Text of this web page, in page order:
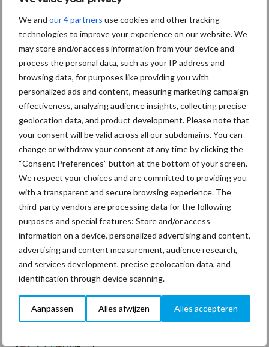
We and our 4 partners use cookies and other tracking
technologies to improve your experience on our website. We
may store and/or access information from your device and
process the personal data, such as your IP address and
browsing data, for purposes like providing you with
personalized ads and content, measuring marketing campaign
effectiveness, analyzing audience insights, collecting precise
geolocation data, and product development. Please note that
your consent will be valid across all our subdomains. You can
change or withdraw your consent at any time by clicking the
“Consent Preferences” button at the bottom of your screen.
We respect your choices and are committed to providing you
with a transparent and secure browsing experience. The
third-party vendors are processing data for the following
purposes and special features: Store and/or access
information on a device, personalized advertising and content,
advertising and content measurement, audience research,
and services development, precise geolocation data, and
identification through device scanning.
Aanpassen Alles afwijzen Alles accepteren
Primaire
Sidebar
Recent nieuws Partner nieuws
30 dec
Hervorming flexibele
arbeidscontracten kent mitsen en
maren
29 dec
Freddy van de Ridder Cleaners:
“Glazenwassen zit in m’n bloed,
maar innoveren is mijn toekomst”
24 dec
Friendship Sports Centre maakt
vrienden voor het leven
23 dec
Business Apps: breng rust in de
schoonmaakchaos
Toon meer